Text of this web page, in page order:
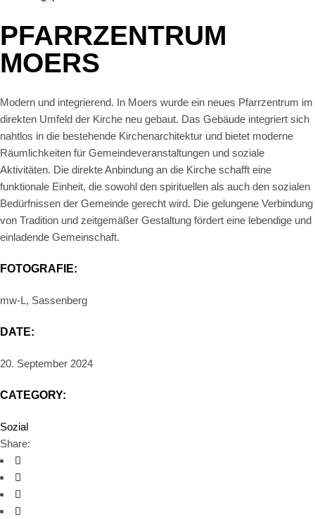
PFARRZENTRUM
MOERS
Modern und integrierend. In Moers wurde ein neues Pfarrzentrum im
direkten Umfeld der Kirche neu gebaut. Das Gebäude integriert sich
nahtlos in die bestehende Kirchenarchitektur und bietet moderne
Räumlichkeiten für Gemeindeveranstaltungen und soziale
Aktivitäten. Die direkte Anbindung an die Kirche schafft eine
funktionale Einheit, die sowohl den spirituellen als auch den sozialen
Bedürfnissen der Gemeinde gerecht wird. Die gelungene Verbindung
von Tradition und zeitgemäßer Gestaltung fördert eine lebendige und
einladende Gemeinschaft.
FOTOGRAFIE:
mw-L, Sassenberg
DATE:
20. September 2024
CATEGORY:
Sozial
Share: